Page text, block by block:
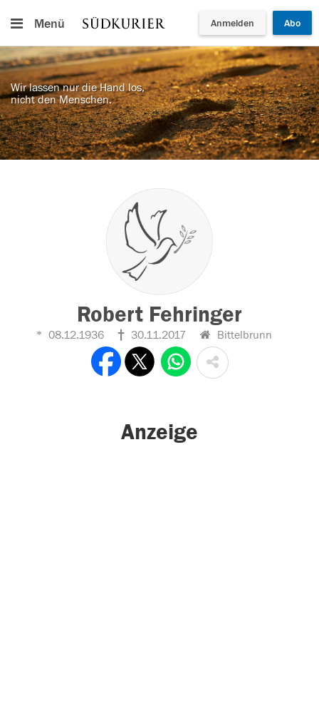
Menü Anmelden Abo
Wir lassen nur die Hand los,
nicht den Menschen.
Robert Fehringer
08.12.1936 30.11.2017 Bittelbrunn
Anzeige